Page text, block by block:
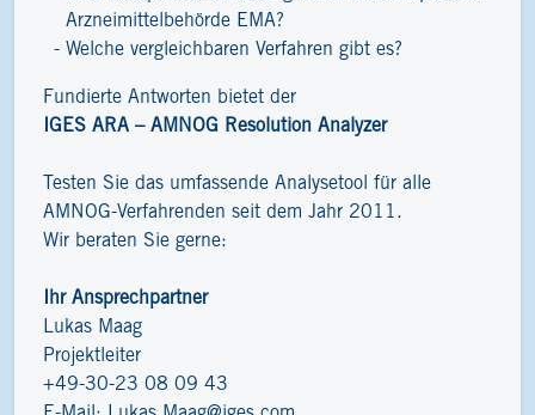
Arzneimittelbehörde EMA?
Welche vergleichbaren Verfahren gibt es?
Fundierte Antworten bietet der
IGES ARA – AMNOG Resolution Analyzer
Testen Sie das umfassende Analysetool für alle
AMNOG-Verfahrenden seit dem Jahr 2011.
Wir beraten Sie gerne:
Ihr Ansprechpartner
Lukas Maag
Projektleiter
+49-30-23 08 09 43